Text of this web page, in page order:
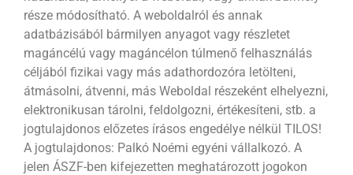
része módosítható. A weboldalról és annak
adatbázisából bármilyen anyagot vagy részletet
magáncélú vagy magáncélon túlmenő felhasználás
céljából fizikai vagy más adathordozóra letölteni,
átmásolni, átvenni, más Weboldal részeként elhelyezni,
elektronikusan tárolni, feldolgozni, értékesíteni, stb. a
jogtulajdonos előzetes írásos engedélye nélkül TILOS!
A jogtulajdonos: Palkó Noémi egyéni vállalkozó. A
jelen ÁSZF-ben kifejezetten meghatározott jogokon